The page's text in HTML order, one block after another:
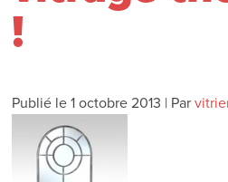
!
Publié le 1 octobre 2013 | Par